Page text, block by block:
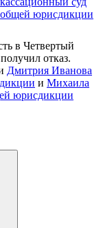
общей юрисдикции
в Четвертый
отказ.
Дмитрия Иванова
и Михаила
юрисдикции